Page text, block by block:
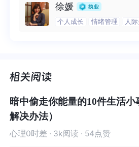
她说:“请一个家教老师，可以帮助他
在我居住的社区里，学校学生普遍
很大，孩子们被早早地推上了要求
“父母们下了很大的赌注，认为通
径，是被一所非常顶尖大学录取
一部分未处理的情绪被注意到
而且当咨询师准确说出我当时
觉轻快了很多，感觉轻松了。
谢咨询师姐姐！
处理的情绪被注意到了，而且
询师准确说出我当时的情绪，
了很多，感觉轻松了。很感谢
师姐姐！
徐媛
个人成长 情绪管理 人
暗中偷走你能量的10件生活小
解决办法）
心理0时差 · 3k阅读 · 54点赞